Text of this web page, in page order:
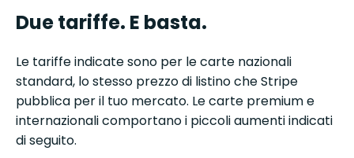
Due tariffe. E basta.
Le tariffe indicate sono per le carte nazionali
standard, lo stesso prezzo di listino che Stripe
pubblica per il tuo mercato. Le carte premium e
internazionali comportano i piccoli aumenti indicati
di seguito.